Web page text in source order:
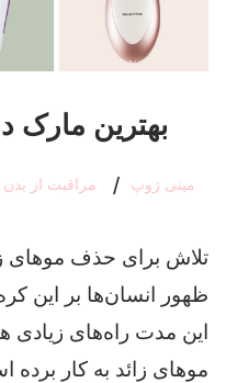
بهترین مارک
مینی ژوپ مراقبت از بدن
تلاش برای حذف موهای
ظهور انسان‌ها بر این
این مدت راه‌های زیادی
موهای زائد به کار برده